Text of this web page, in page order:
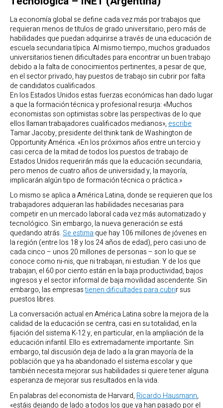
La economía global se define cada vez más por trabajos que
requieran menos de títulos de grado universitario, pero más de
habilidades que puedan adquirirse a través de una educación de
escuela secundaria típica. Al mismo tiempo, muchos graduados
universitarios tienen dificultades para encontrar un buen trabajo
debido a la falta de conocimientos pertinentes, a pesar de que,
en el sector privado, hay puestos de trabajo sin cubrir por falta
de candidatos cualificados.
En los Estados Unidos estas fuerzas económicas han dado lugar
a que la formación técnica y profesional resurja: «Muchos
economistas son optimistas sobre las perspectivas de lo que
ellos llaman trabajadores cualificados medianos», escribe
Tamar Jacoby, presidente del think tank de Washington de
Opportunity América. «En los próximos años entre un tercio y
casi cerca de la mitad de todos los puestos de trabajo de
Estados Unidos requerirán más que la educación secundaria,
pero menos de cuatro años de universidad y, la mayoría,
implicarán algún tipo de formación técnica o práctica.»
Lo mismo se aplica a América Latina, donde se requieren que los
trabajadores adquieran las habilidades necesarias para
competir en un mercado laboral cada vez más automatizado y
tecnológico. Sin embargo, la nueva generación se está
quedando atrás.Se estimaque hay 106 millones de jóvenes en
la región (entre los 18 y los 24 años de edad), pero casi uno de
cada cinco – unos 20 millones de personas – son lo que se
conoce como ni-nis, que ni trabajan, ni estudian. Y de los que
trabajan, el 60 por ciento están en la baja productividad, bajos
ingresos y el sector informal de baja movilidad ascendente. Sin
embargo, las empresastienen dificultades para cubrir sus
puestos libres.
La conversación actual en América Latina sobre la mejora de la
calidad de la educación se centra, casi en su totalidad, en la
fijación del sistema K-12 y, en particular, en la ampliación de la
educación infantil. Ello es extremadamente importante. Sin
embargo, tal discusión deja de lado a la gran mayoría de la
población que ya ha abandonado el sistema escolar y que
también necesita mejorar sus habilidades si quiere tener alguna
esperanza de mejorar sus resultados en la vida.
En palabras del economista de Harvard, Ricardo Hausmann,
«estáis dejando de lado a todos los que ya han pasado por el